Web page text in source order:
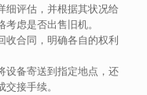
细评估，并根据其状况给
虑是否出售旧机。
收合同，明确各自的权利
备寄送到指定地点，还
接手续。